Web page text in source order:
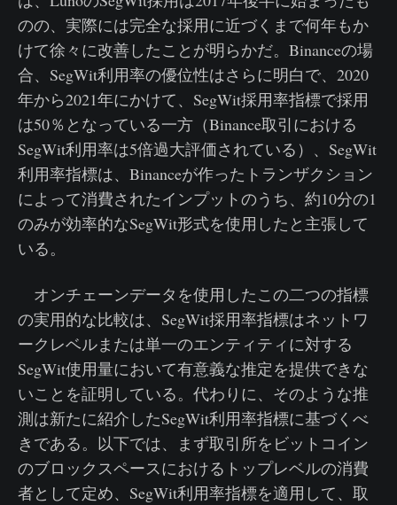
のの、実際には完全な採用に近づくまで何年もか
けて徐々に改善したことが明らかだ。Binanceの場
合、SegWit利用率の優位性はさらに明白で、2020
年から2021年にかけて、SegWit採用率指標で採用
は50％となっている一方（Binance取引における
SegWit利用率は5倍過大評価されている）、SegWit
利用率指標は、Binanceが作ったトランザクション
によって消費されたインプットのうち、約10分の1
のみが効率的なSegWit形式を使用したと主張して
いる。
オンチェーンデータを使用したこの二つの指標
の実用的な比較は、SegWit採用率指標はネットワ
ークレベルまたは単一のエンティティに対する
SegWit使用量において有意義な推定を提供できな
いことを証明している。代わりに、そのような推
測は新たに紹介したSegWit利用率指標に基づくべ
きである。以下では、まず取引所をビットコイン
のブロックスペースにおけるトップレベルの消費
者として定め、SegWit利用率指標を適用して、取